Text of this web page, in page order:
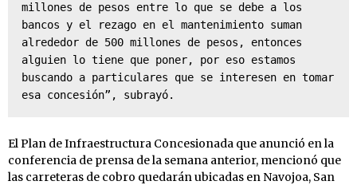
millones de pesos entre lo que se debe a los
bancos y el rezago en el mantenimiento suman
alrededor de 500 millones de pesos, entonces
alguien lo tiene que poner, por eso estamos
buscando a particulares que se interesen en tomar
esa concesión”, subrayó.
El Plan de Infraestructura Concesionada que anunció en la
conferencia de prensa de la semana anterior, mencionó que
las carreteras de cobro quedarán ubicadas en Navojoa, San